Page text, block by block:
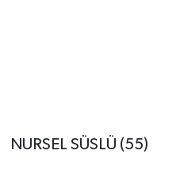
NURSEL SÜSLÜ (55)